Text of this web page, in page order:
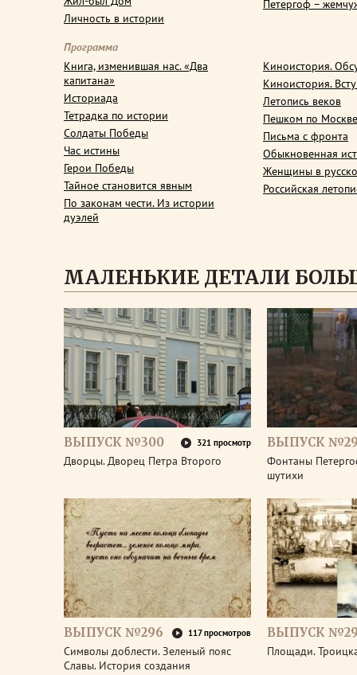
Личность в истории
Петергоф –
Программа
Книга, изменившая нас. «Два
капитана»
Историада
Тетрадка по истории
Солдаты Победы
Час истины
Герои Победы
Тайное становится явным
По законам чести. Из истории
дуэлей
Киноистория.
Киноистория.
Летопись веков
Пешком по Москве
Письма с фронта
Обыкновенная
Женщины в
Российская
МАЛЕНЬКИЕ ДЕТАЛИ
ВЫПУСК №300 321 просмотр
Дворцы. Дворец Петра Второго
ВЫПУСК
Фонтаны
шутихи
ВЫПУСК №296 117 просмотров
Символы доблести. Зеленый пояс
Славы. История создания
ВЫПУСК
Площади.